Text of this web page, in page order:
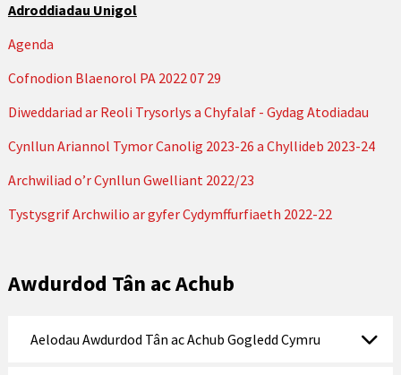
Adroddiadau Unigol
Agenda
Cofnodion Blaenorol PA 2022 07 29
Diweddariad ar Reoli Trysorlys a Chyfalaf - Gydag Atodiadau
Cynllun Ariannol Tymor Canolig 2023-26 a Chyllideb 2023-24
Archwiliad o’r Cynllun Gwelliant 2022/23
Tystysgrif Archwilio ar gyfer Cydymffurfiaeth 2022-22
Awdurdod Tân ac Achub
Aelodau Awdurdod Tân ac Achub Gogledd Cymru